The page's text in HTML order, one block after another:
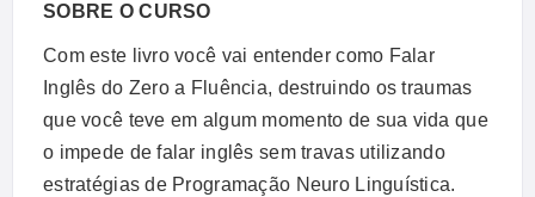
SOBRE O CURSO
Com este livro você vai entender como Falar
Inglês do Zero a Fluência, destruindo os traumas
que você teve em algum momento de sua vida que
o impede de falar inglês sem travas utilizando
estratégias de Programação Neuro Linguística.